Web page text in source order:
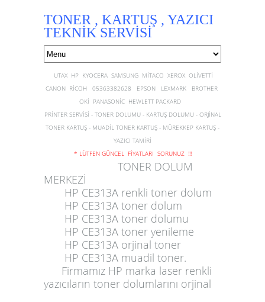
TONER , KARTUŞ , YAZICI
TEKNİK SERVİSİ
UTAX HP KYOCERA SAMSUNG MİTACO XEROX OLİVETTİ
CANON RİCOH 05363382628 EPSON LEXMARK BROTHER
OKİ PANASONİC HEWLETT PACKARD
PRİNTER SERVİSİ - TONER DOLUMU - KARTUŞ DOLUMU - ORJİNAL
TONER KARTUŞ - MUADİL TONER KARTUŞ - MÜREKKEP KARTUŞ -
YAZICI TAMİRİ
* LÜTFEN GÜNCEL FİYATLARI SORUNUZ !!!
TONER DOLUM
MERKEZİ
HP CE313A renkli toner dolum
HP CE313A toner dolum
HP CE313A toner dolumu
HP CE313A toner yenileme
HP CE313A orjinal toner
HP CE313A muadil toner.
Firmamız HP marka laser renkli
yazıcıların toner dolumlarını orjinal